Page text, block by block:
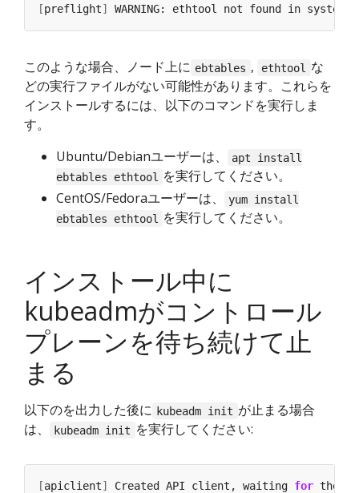
[preflight]
このような場合、ノード上に ebtables , ethtool
な
どの実行ファイルがない可能性があります。これらを
インストールするには、以下のコマンドを実行しま
す。
Ubuntu/Debianユーザーは、
apt install
ebtables ethtool
を実行してください。
CentOS/Fedoraユーザーは、
yum install
ebtables ethtool
を実行してください。
インストール中に
kubeadmがコントロール
プレーンを待ち続けて止
まる
以下のを出力した後に kubeadm init が止まる場合
は、
kubeadm init を実行してください:
[apiclient] Created API client, waiting for